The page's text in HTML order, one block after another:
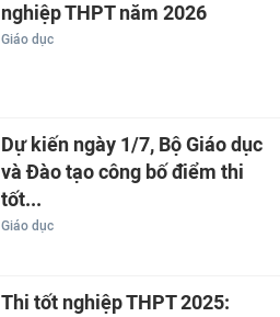
nghiệp THPT năm 2026
Giáo dục
Dự kiến ngày 1/7, Bộ Giáo dục
và Đào tạo công bố điểm thi
tốt...
Giáo dục
Thi tốt nghiệp THPT 2025: